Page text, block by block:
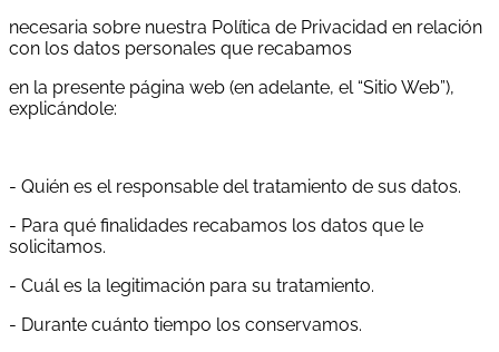
necesaria sobre nuestra Política de Privacidad en relación
con los datos personales que recabamos
en la presente página web (en adelante, el “Sitio Web”),
explicándole:
- Quién es el responsable del tratamiento de sus datos.
- Para qué finalidades recabamos los datos que le
solicitamos.
- Cuál es la legitimación para su tratamiento.
- Durante cuánto tiempo los conservamos.